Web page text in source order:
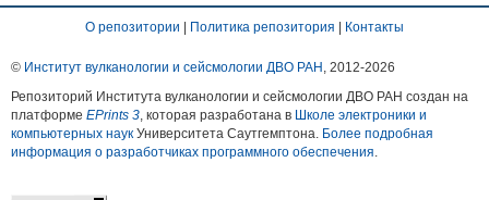
О репозитории Политика репозитория Контакты
© Институт вулканологии и сейсмологии ДВО РАН , 2012-2026
Репозиторий Института вулканологии и сейсмологии ДВО РАН создан на
платформе EPrints 3, которая разработана в Школе электроники и
компьютерных наук Университета Саутгемптона. Более подробная
информация о разработчиках программного обеспечения.